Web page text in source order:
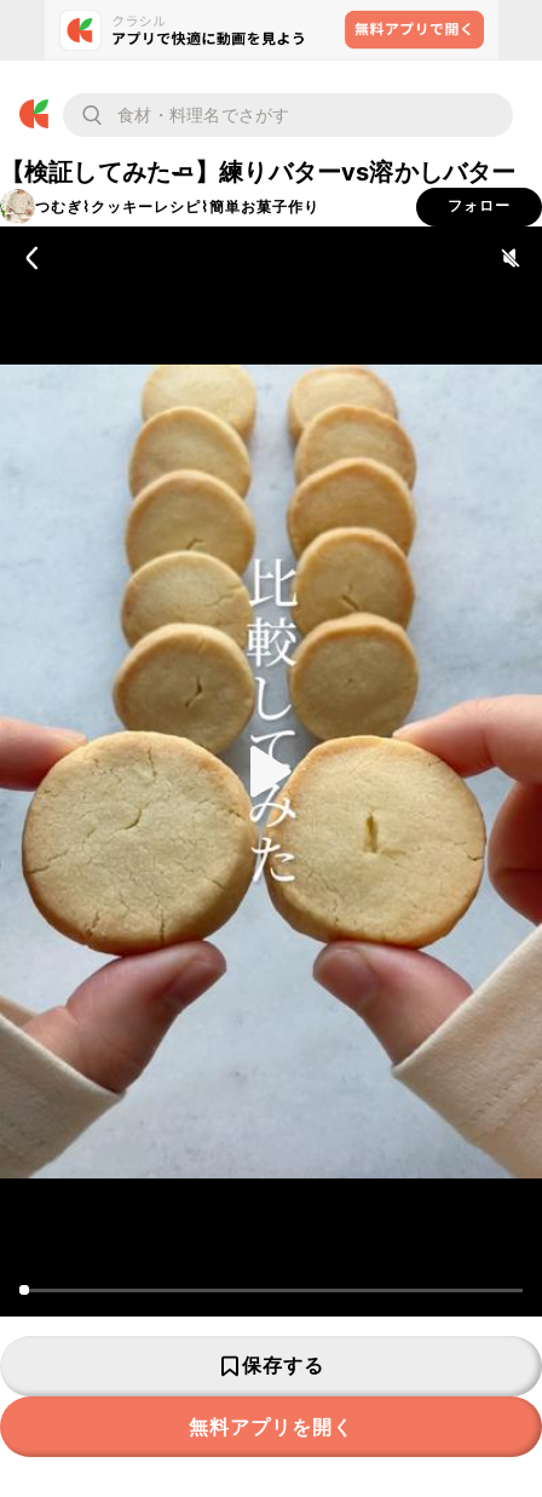
【検証してみた🧈】練りバターvs溶かしバター
つむぎ⌇クッキーレシピ⌇簡単お菓子作り フォロー
保存する
無料アプリを開く